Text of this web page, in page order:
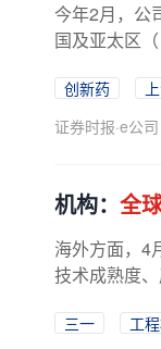
今年2月，公
国及亚太区
创新药
证券时报·e公司
机构： 全
海外方面，4
技术成熟度
三一 工